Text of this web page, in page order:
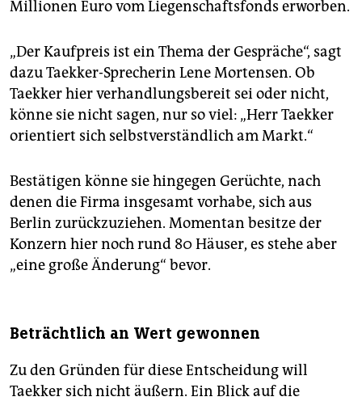
Millionen Euro vom Liegenschaftsfonds erworben.
„Der Kaufpreis ist ein Thema der Gespräche“, sagt
dazu Taekker-Sprecherin Lene Mortensen. Ob
Taekker hier verhandlungsbereit sei oder nicht,
könne sie nicht sagen, nur so viel: „Herr Taekker
orientiert sich selbstverständlich am Markt.“
Bestätigen könne sie hingegen Gerüchte, nach
denen die Firma insgesamt vorhabe, sich aus
Berlin zurückzuziehen. Momentan besitze der
Konzern hier noch rund 80 Häuser, es stehe aber
„eine große Änderung“ bevor.
Beträchtlich an Wert gewonnen
Zu den Gründen für diese Entscheidung will
Taekker sich nicht äußern. Ein Blick auf die